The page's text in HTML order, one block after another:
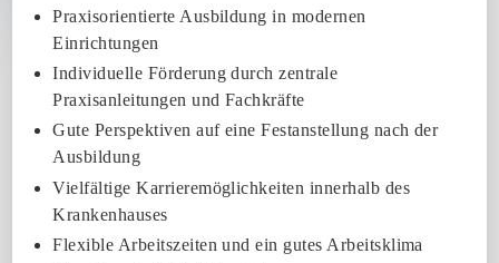
Praxisorientierte Ausbildung in modernen
Einrichtungen
Individuelle Förderung durch zentrale
Praxisanleitungen und Fachkräfte
Gute Perspektiven auf eine Festanstellung nach der
Ausbildung
Vielfältige Karrieremöglichkeiten innerhalb des
Krankenhauses
Flexible Arbeitszeiten und ein gutes Arbeitsklima